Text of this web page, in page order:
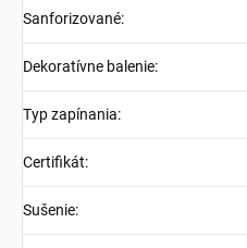
Sanforizované:
Dekoratívne balenie:
Typ zapínania:
Certifikát:
Sušenie: